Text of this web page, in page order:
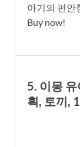
아기의 편안
Buy now!
5. 이몽
획, 토끼,